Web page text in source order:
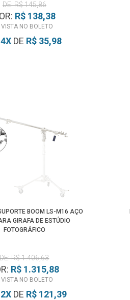
DE: R$ 145,86
R$ 138,38
NO BOLETO
4X DE R$ 35,98
BOOM LS-M16 AÇO
GIRAFA DE ESTÚDIO
FOTOGRÁFICO
DE: R$ 1.406,63
R$ 1.315,88
NO BOLETO
X DE R$ 121,39